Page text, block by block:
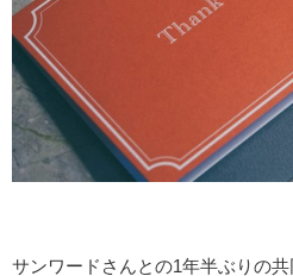
サンワードさんとの1年半ぶりの共